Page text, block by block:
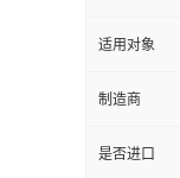
适用对象
制造商
是否进口